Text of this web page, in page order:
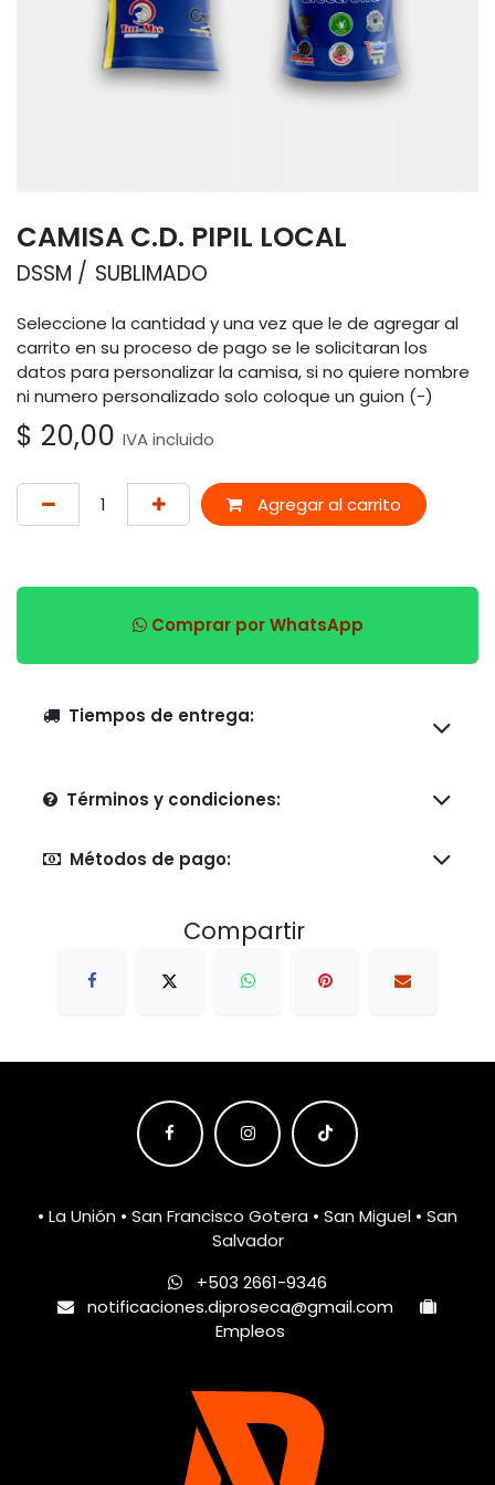
CAMISA C.D. PIPIL LOCAL
DSSM SUBLIMADO
Seleccione la cantidad y una vez que le de agregar al
carrito en su proceso de pago se le solicitaran los
datos para personalizar la camisa, si no quiere nombre
ni numero personalizado solo coloque un guion (-)
$ 20,00 IVA incluido
Agregar al carrito
Comprar por WhatsApp
Tiempos de entrega:
Términos y condiciones:
Métodos de pago:
Compartir
• La Unión • San Francisco Gotera • San Miguel • San
Salvador
+503 2661-9346
notificaciones.diproseca@gmail.com
Empleos